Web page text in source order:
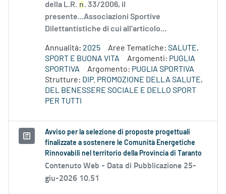
della L.R. n. 33/2006, il
presente...Associazioni Sportive
Dilettantistiche di cui all’articolo...
Annualità: 2025 Aree Tematiche: SALUTE,
SPORT E BUONA VITA
Argomenti: PUGLIA
SPORTIVA
Argomento: PUGLIA SPORTIVA
Strutture: DIP. PROMOZIONE DELLA SALUTE,
DEL BENESSERE SOCIALE E DELLO SPORT
PER TUTTI
Avviso per la selezione di proposte progettuali
finalizzate a sostenere le Comunità Energetiche
Rinnovabili nel territorio della Provincia di Taranto
Contenuto Web - Data di Pubblicazione 25-
giu-2026 10.51